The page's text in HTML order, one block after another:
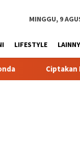
MINGGU, 9
LIFESTYLE
Wilayah,